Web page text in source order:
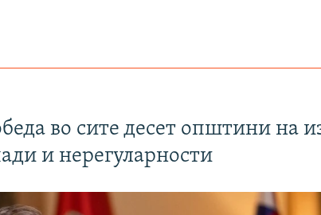
во сите десет општини на
и нерегуларности